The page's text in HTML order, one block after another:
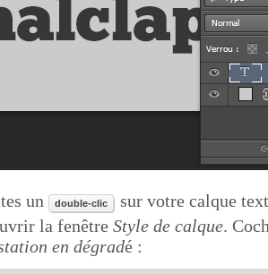
un double-clic
sur votre calque
la fenêtre Style de calque.
en dégradé :